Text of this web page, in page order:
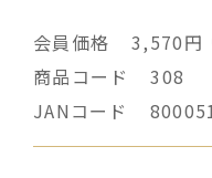
会員価格 3,570円
商品コード
308
JANコード